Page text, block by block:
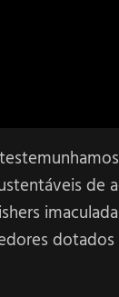
de
dotados